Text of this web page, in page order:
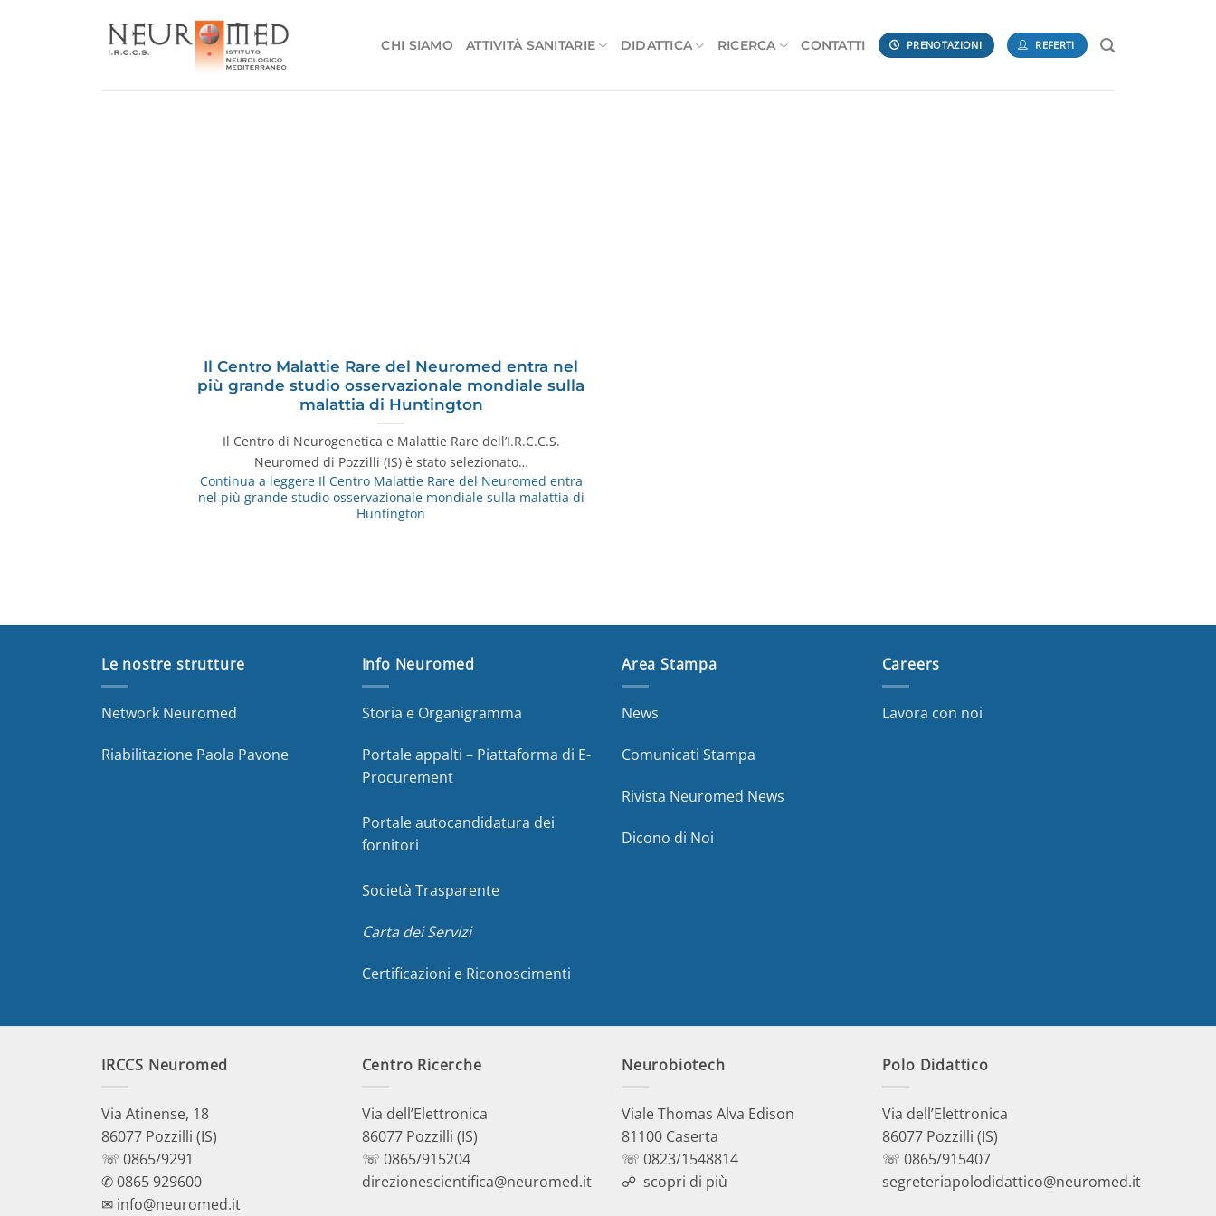
CHI SIAMO ATTIVITÀ SANITARIE DIDATTICA RICERCA CONTATTI PRENOTAZIONI REFERTI
Il Centro Malattie Rare del Neuromed entra nel
più grande studio osservazionale mondiale sulla
malattia di Huntington
Il Centro di Neurogenetica e Malattie Rare dell’I.R.C.C.S.
Neuromed di Pozzilli (IS) è stato selezionato…
Continua a leggereIl Centro Malattie Rare del Neuromed entra
nel più grande studio osservazionale mondiale sulla malattia di
Huntington
Le nostre strutture
Network Neuromed
Riabilitazione Paola Pavone
Info Neuromed
Storia e Organigramma
Portale appalti – Piattaforma di E-
Procurement
Portale autocandidatura dei
fornitori
Società Trasparente
Carta dei Servizi
Certificazioni e Riconoscimenti
Area Stampa
News
Comunicati Stampa
Rivista Neuromed News
Dicono di Noi
Careers
Lavora con noi
IRCCS Neuromed
Via Atinense, 18
86077 Pozzilli (IS)
☏ 0865/9291
✆ 0865 929600
✉ info@neuromed.it
Centro Ricerche
Via dell’Elettronica
86077 Pozzilli (IS)
☏ 0865/915204
direzionescientifica@neuromed.it
Neurobiotech
Viale Thomas Alva Edison
81100 Caserta
☏ 0823/1548814
☍ scopri di più
Polo Didattico
Via dell’Elettronica
86077 Pozzilli (IS)
☏ 0865/915407
segreteriapolodidattico@neuromed.it